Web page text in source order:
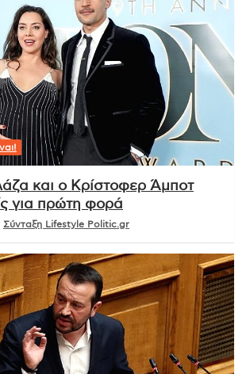
και ο Κρίστοφερ Άμποτ
για πρώτη φορά
Σύνταξη Lifestyle Politic.gr